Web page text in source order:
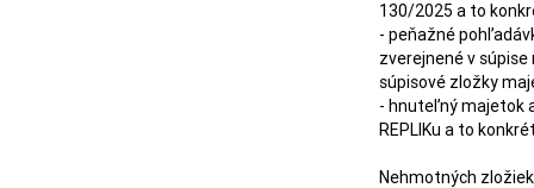
130/2025 a to
- peňažné
zverejnené v
súpisové zložky
- hnuteľný majetok
REPLIKu a to
Nehmotných